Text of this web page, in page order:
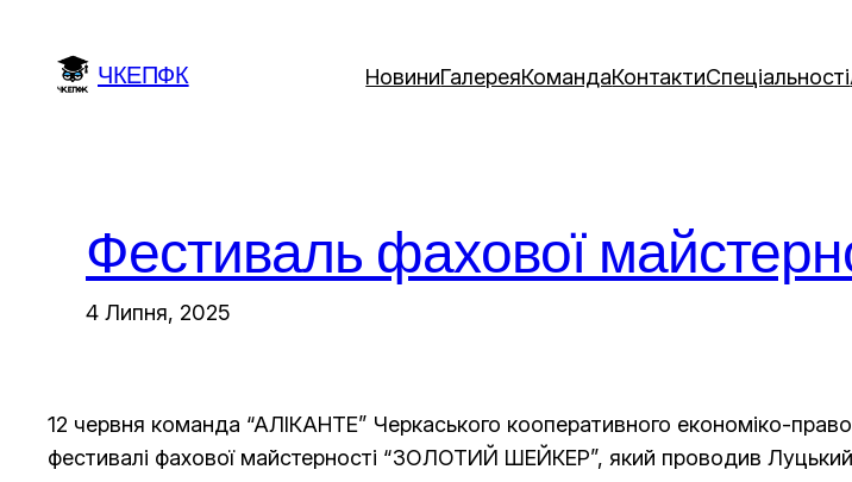
вмісту
ЧКЕПФК НовиниГалереяКомандаКонтактиСпеціальності
Фестиваль фахової
4 Липня, 2025
12 червня команда “АЛІКАНТЕ” Черкаського кооперативного економіко-
фестивалі фахової майстерності “ЗОЛОТИЙ ШЕЙКЕР”, який проводив